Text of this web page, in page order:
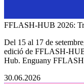
FFLASH-HUB 2026:
Del 15 al 17 de
edició de FFLASH-
Hub. Enguany
30.06.2026